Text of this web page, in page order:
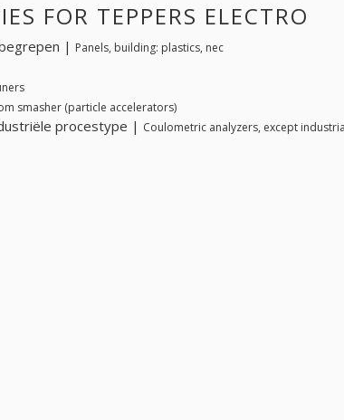
FOR TEPPERS ELECTRO
| Panels, building: plastics, nec
smasher (particle accelerators)
procestype | Coulometric analyzers, except